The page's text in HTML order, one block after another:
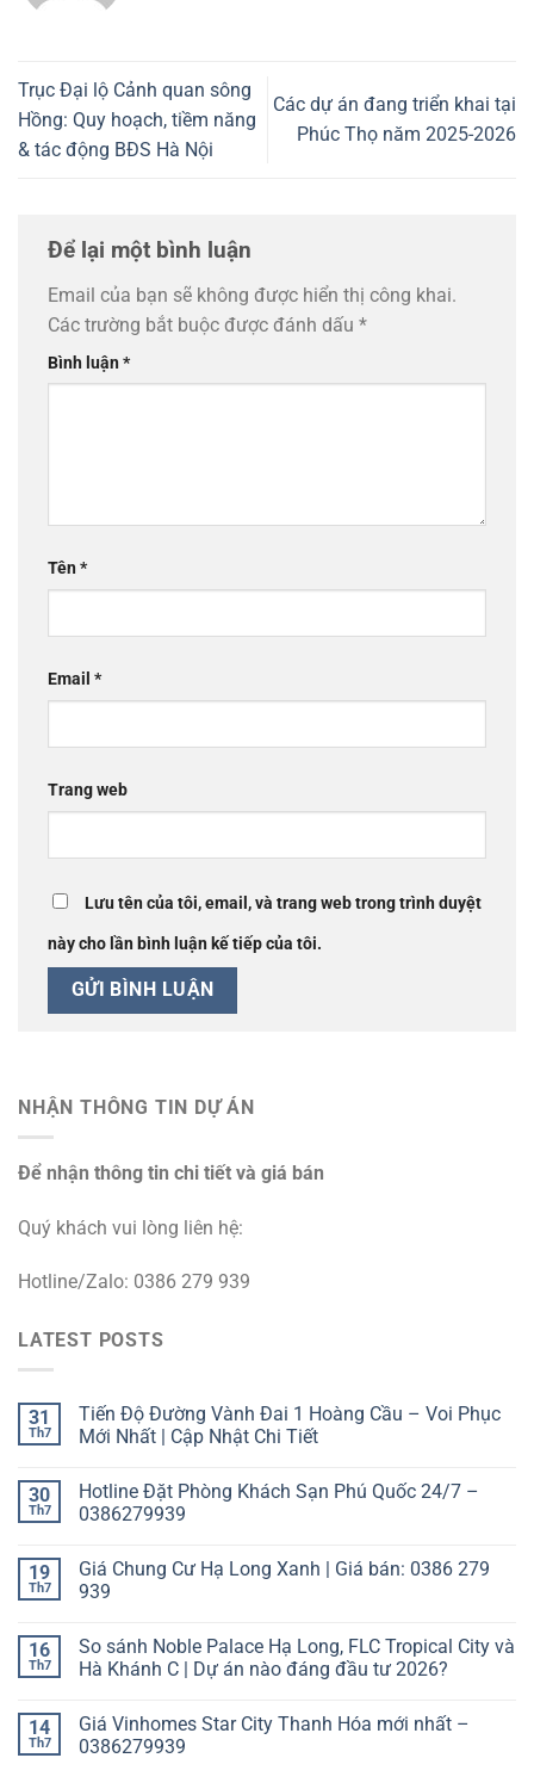
Trục Đại lộ Cảnh quan sông
Hồng: Quy hoạch, tiềm năng
& tác động BĐS Hà Nội
Các dự án đang triển khai tại
Phúc Thọ năm 2025-2026
Để lại một bình luận
Email của bạn sẽ không được hiển thị công khai.
Các trường bắt buộc được đánh dấu *
Bình luận*
Tên*
Email *
Trang web
Lưu tên của tôi, email, và trang web trong trình duyệt
này cho lần bình luận kế tiếp của tôi.
NHẬN THÔNG TIN DỰ ÁN
Để nhận thông tin chi tiết và giá bán
Quý khách vui lòng liên hệ:
Hotline/Zalo: 0386 279 939
LATEST POSTS
31
Th7
Tiến Độ Đường Vành Đai 1 Hoàng Cầu – Voi Phục
Mới Nhất | Cập Nhật Chi Tiết
30
Th7
Hotline Đặt Phòng Khách Sạn Phú Quốc 24/7 –
0386279939
19
Th7
Giá Chung Cư Hạ Long Xanh | Giá bán: 0386 279
939
16
Th7
So sánh Noble Palace Hạ Long, FLC Tropical City và
Hà Khánh C | Dự án nào đáng đầu tư 2026?
14
Th7
Giá Vinhomes Star City Thanh Hóa mới nhất –
0386279939